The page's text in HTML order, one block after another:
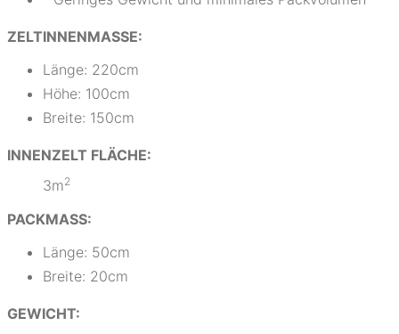
ZELTINNENMASSE:
Länge: 220cm
Höhe: 100cm
Breite: 150cm
INNENZELT FLÄCHE:
3m2
PACKMASS:
Länge: 50cm
Breite: 20cm
GEWICHT: